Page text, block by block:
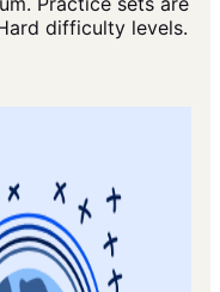
difficulty levels.